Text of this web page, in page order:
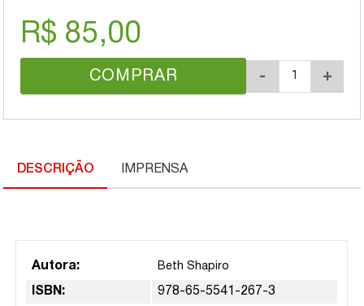
R$ 85,00
COMPRAR - +
DESCRIÇÃO IMPRENSA
Autora: Beth Shapiro
ISBN: 978-65-5541-267-3